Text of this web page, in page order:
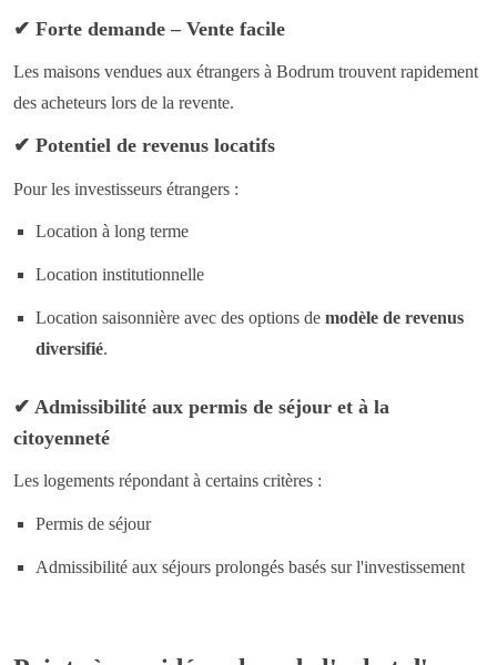
✔ Forte demande – Vente facile
Les maisons vendues aux étrangers à Bodrum trouvent rapidement
des acheteurs lors de la revente.
✔ Potentiel de revenus locatifs
Pour les investisseurs étrangers :
Location à long terme
Location institutionnelle
Location saisonnière avec des options de modèle de revenus
diversifié.
✔ Admissibilité aux permis de séjour et à la
citoyenneté
Les logements répondant à certains critères :
Permis de séjour
Admissibilité aux séjours prolongés basés sur l'investissement